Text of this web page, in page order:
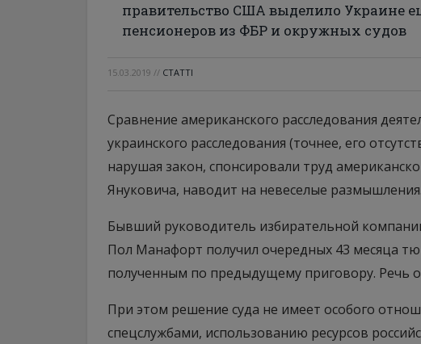
правительство США выделило Украине
пенсионеров из ФБР и окружных судов
15.03.2019 // СТАТТІ
Сравнение американского расследования
украинского расследования (точнее, его
нарушая закон, спонсировали труд
Януковича, наводит на невеселые размышления.
Бывший руководитель избирательной
Пол Манафорт получил очередных 43 месяца
полученным по предыдущему приговору. Речь о
При этом решение суда не имеет особого
спецслужбами, использованию ресурсов